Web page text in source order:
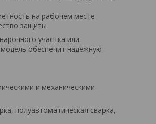
на рабочем месте
защиты
участка или
обеспечит надёжную
и механическими
полуавтоматическая сварка,